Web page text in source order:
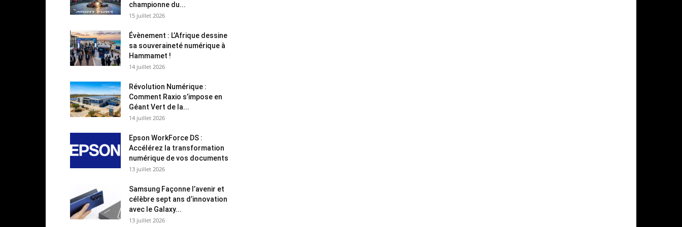
championne du...
15 juillet 2026
Évènement : L’Afrique dessine
sa souveraineté numérique à
Hammamet !
14 juillet 2026
Révolution Numérique :
Comment Raxio s’impose en
Géant Vert de la...
14 juillet 2026
Epson WorkForce DS :
Accélérez la transformation
numérique de vos documents
13 juillet 2026
Samsung Façonne l’avenir et
célèbre sept ans d’innovation
avec le Galaxy...
13 juillet 2026